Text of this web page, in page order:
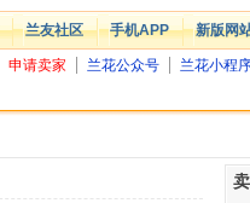
兰友社区 手机APP 新版网
申请卖家 兰花公众号 兰花小程